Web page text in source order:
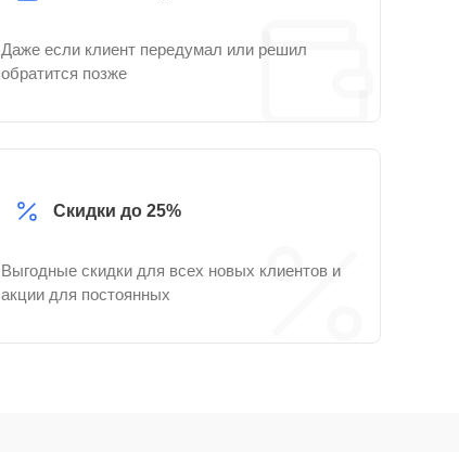
Даже если клиент передумал или решил
обратится позже
Скидки до 25%
Выгодные скидки для всех новых клиентов и
акции для постоянных